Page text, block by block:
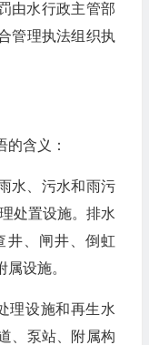
水行政主管部
管理执法组织执
含义：
水、污水和雨污
处置设施。排水
井、闸井、倒虹
设施。
理设施和再生水
、泵站、附属构